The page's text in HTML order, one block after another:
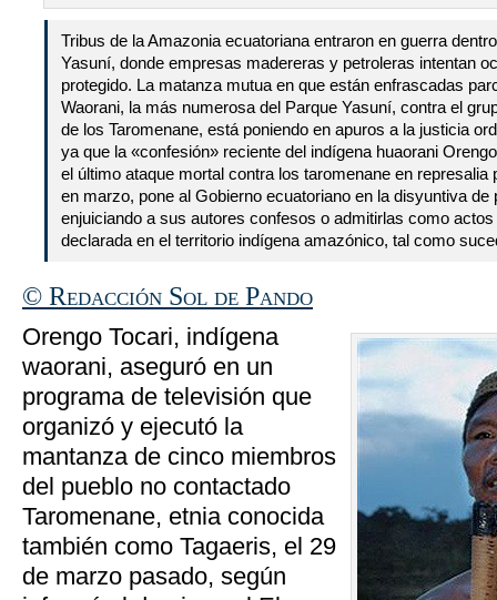
Tribus de la Amazonia ecuatoriana entraron en guerra
Yasuní, donde empresas madereras y petroleras intentan
protegido. La matanza mutua en que están enfrascadas
Waorani, la más numerosa del Parque Yasuní, contra el
de los Taromenane, está poniendo en apuros a la justicia
ya que la «confesión» reciente del indígena huaorani
el último ataque mortal contra los taromenane en
en marzo, pone al Gobierno ecuatoriano en la disyuntiva de
enjuiciando a sus autores confesos o admitirlas como
declarada en el territorio indígena amazónico, tal como
© Redacción Sol de Pando
Orengo Tocari, indígena
waorani, aseguró en un
programa de televisión que
organizó y ejecutó la
mantanza de cinco miembros
del pueblo no contactado
Taromenane, etnia conocida
también como Tagaeris, el 29
de marzo pasado, según